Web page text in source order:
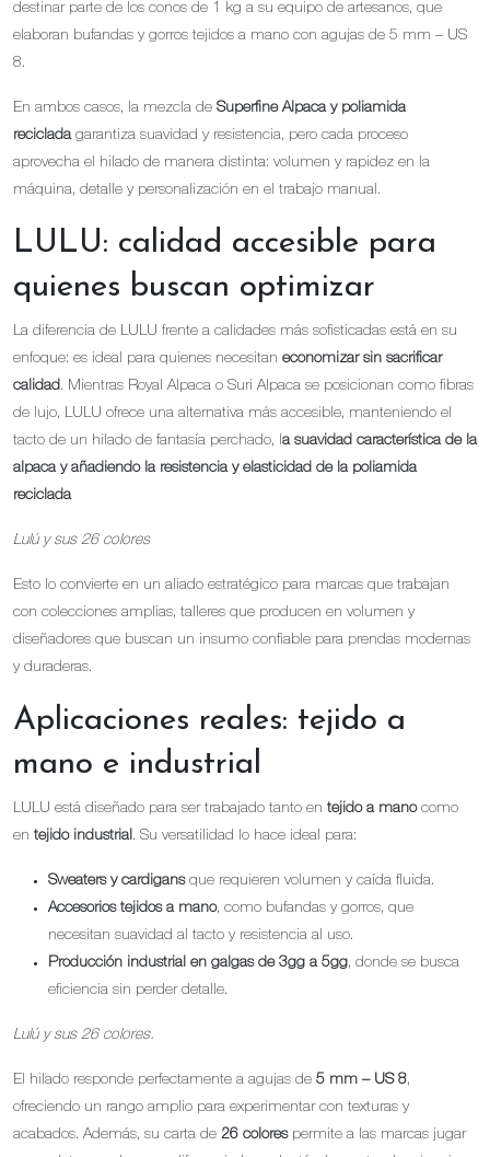
destinar parte de los conos de 1 kg a su equipo de artesanos, que
elaboran bufandas y gorros tejidos a mano con agujas de 5 mm – US
8.
En ambos casos, la mezcla de Superfine Alpaca y poliamida
recicladagarantiza suavidad y resistencia, pero cada proceso
aprovecha el hilado de manera distinta: volumen y rapidez en la
máquina, detalle y personalización en el trabajo manual.
LULU: calidad accesible para
quienes buscan optimizar
La diferencia de LULU frente a calidades más sofisticadas está en su
enfoque: es ideal para quienes necesitan economizar sin sacrificar
calidad. Mientras Royal Alpaca o Suri Alpaca se posicionan como fibras
de lujo, LULU ofrece una alternativa más accesible, manteniendo el
tacto de un hilado de fantasía perchado, la suavidad característica de la
alpaca y añadiendo la resistencia y elasticidad de la poliamida
reciclada
Lulú y sus 26 colores
Esto lo convierte en un aliado estratégico para marcas que trabajan
con colecciones amplias, talleres que producen en volumen y
diseñadores que buscan un insumo confiable para prendas modernas
y duraderas.
Aplicaciones reales: tejido a
mano e industrial
LULU está diseñado para ser trabajado tanto en tejido a manocomo
en tejido industrial. Su versatilidad lo hace ideal para:
Sweaters y cardigansque requieren volumen y caída fluida.
Accesorios tejidos a mano, como bufandas y gorros, que
necesitan suavidad al tacto y resistencia al uso.
Producción industrial en galgas de 3gg a 5gg, donde se busca
eficiencia sin perder detalle.
Lulú y sus 26 colores.
El hilado responde perfectamente a agujas de 5 mm – US 8,
ofreciendo un rango amplio para experimentar con texturas y
acabados. Además, su carta de 26 colorespermite a las marcas jugar